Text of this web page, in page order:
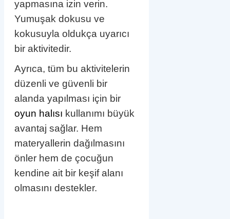
yapmasına izin verin.
Yumuşak dokusu ve
kokusuyla oldukça uyarıcı
bir aktivitedir.
Ayrıca, tüm bu aktivitelerin
düzenli ve güvenli bir
alanda yapılması için bir
oyun halısı kullanımı büyük
avantaj sağlar. Hem
materyallerin dağılmasını
önler hem de çocuğun
kendine ait bir keşif alanı
olmasını destekler.